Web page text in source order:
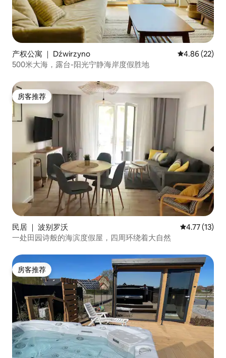
产权公寓 ｜ Dźwirzyno 平均评分
4.86 (22)
500米大海，露台-阳光宁静海岸度假胜地
房客推荐
房客推荐
民居 ｜ 波别罗沃 平均评分
4.77 (13)
一处田园诗般的海滨度假屋，四周环绕着大自然
房客推荐
房客推荐